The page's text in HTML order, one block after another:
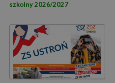
szkolny 2026/2027